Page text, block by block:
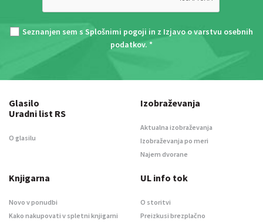
Seznanjen sem s Splošnimi pogoji in z Izjavo o varstvu osebnih
podatkov. *
Glasilo
Uradni list RS
O glasilu
Izobraževanja
Aktualna izobraževanja
Izobraževanja po meri
Najem dvorane
Knjigarna
Novo v ponudbi
Kako nakupovati v spletni knjigarni
UL info tok
O storitvi
Preizkusi brezplačno